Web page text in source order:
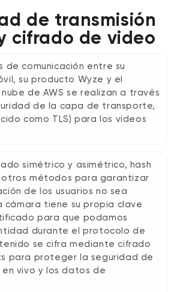
de transmisión
cifrado de video
de comunicación entre su
su producto Wyze y el
de AWS se realizan a través
de la capa de transporte,
como TLS) para los videos
simétrico y asimétrico, hash
métodos para garantizar
de los usuarios no sea
cámara tiene su propia clave
para que podamos
durante el protocolo de
se cifra mediante cifrado
para proteger la seguridad de
en vivo y los datos de